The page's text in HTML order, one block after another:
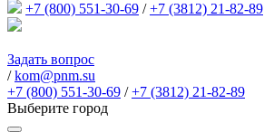
+7 (800) 551-30-69 /+7 (3812) 21-82-89
Задать вопрос
/kom@pnm.su
+7 (800) 551-30-69 /+7 (3812) 21-82-89
Выберите город